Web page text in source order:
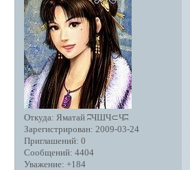
Откуда: Яматай ʭЧШЧ⊂Чʭ
Зарегистрирован: 2009-03-24
Приглашений: 0
Сообщений: 4404
Уважение: +184